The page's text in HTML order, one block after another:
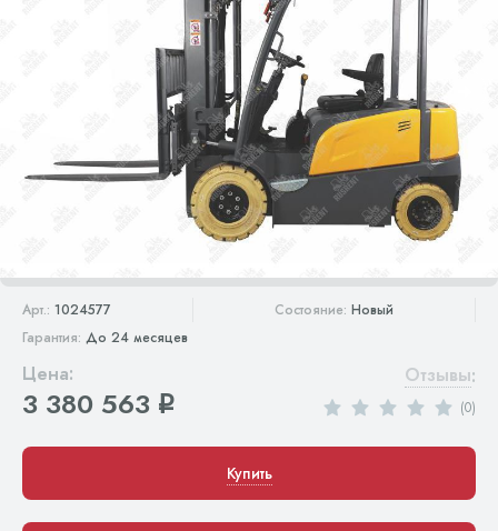
Арт.: 1024577 Состояние: Новый
Гарантия: До 24 месяцев
Цена:
3 380 563 q
Отзывы:
(0)
Купить